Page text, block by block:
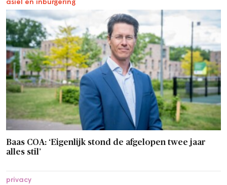
asiel en inburgering
Baas COA: ‘Eigenlijk stond de afgelopen twee jaar
alles stil’
privacy